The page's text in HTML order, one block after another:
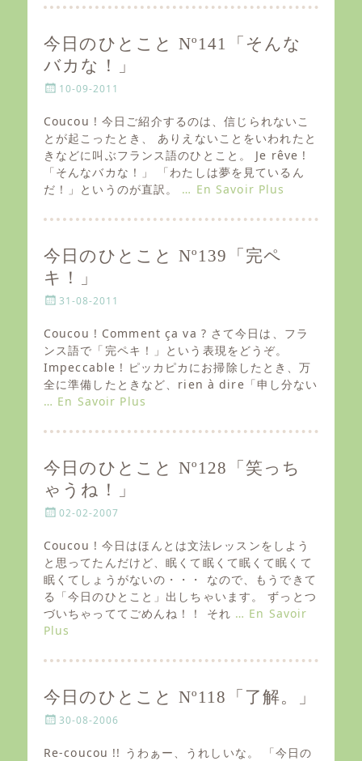
今日のひとこと Nº141「そんな
バカな！」
P
s
t
e
d
n
10-09-2011
Coucou ! 今日ご紹介するのは、信じられないこ
とが起こったとき、 ありえないことをいわれたと
きなどに叫ぶフランス語のひとこと。 Je rêve !
「そんなバカな！」 「わたしは夢を見ているん
だ！」というのが直訳。 … En Savoir Plus
今日のひとこと Nº139「完ペ
キ！」
P
s
t
e
d
o
n
31-08-2011
Coucou ! Comment ça va ? さて今日は、フラ
ンス語で「完ペキ！」という表現をどうぞ。
Impeccable ! ピッカピカにお掃除したとき、万
全に準備したときなど、rien à dire「申し分ない
… En Savoir Plus
今日のひとこと Nº128「笑っち
ゃうね！」
P
s
t
e
d
o
n
02-02-2007
Coucou ! 今日はほんとは文法レッスンをしよう
と思ってたんだけど、眠くて眠くて眠くて眠くて
眠くてしょうがないの・・・ なので、もうできて
る「今日のひとこと」出しちゃいます。 ずっとつ
づいちゃっててごめんね！！ それ … En Savoir
Plus
今日のひとこと Nº118「了解。」
P
s
30-08-2006
Re-coucou !! うわぁー、うれしいな。 「今日の